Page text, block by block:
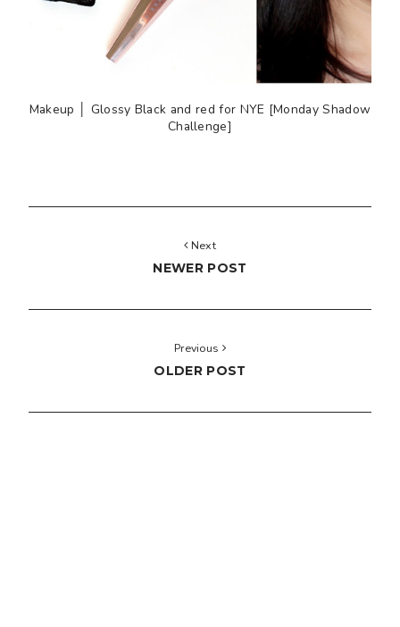
Makeup │ Glossy Black and red for NYE [Monday Shadow
Challenge]
Next
NEWER POST
Previous
OLDER POST